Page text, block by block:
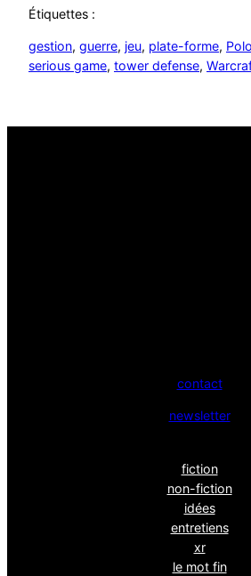
Étiquettes :
gestion, guerre, jeu, plate-forme,
serious game, tower defense,
contact
newsletter
fiction
non-fiction
idées
entretiens
xr
le mot fin